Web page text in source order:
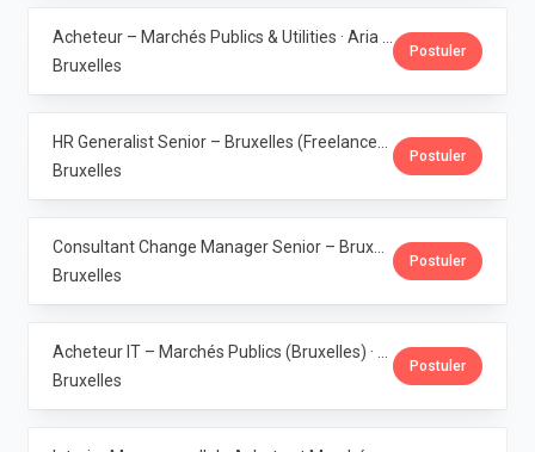
Bruxelles
Postuler
Bruxelles
Postuler
Bruxelles
Postuler
Bruxelles
Postuler